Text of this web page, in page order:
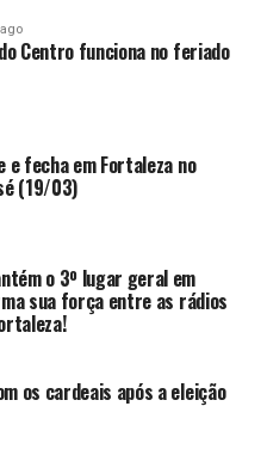
Centro funciona no feriado
e fecha em Fortaleza no
(19/03)
o 3º lugar geral em
sua força entre as rádios
os cardeais após a eleição